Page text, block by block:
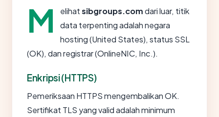
M elihatsibgroups.comdari luar, titik
data terpenting adalah negara
hosting (United States), status SSL
(OK), dan registrar (OnlineNIC, Inc.).
Enkripsi (HTTPS)
Pemeriksaan HTTPS mengembalikan OK.
Sertifikat TLS yang valid adalah minimum